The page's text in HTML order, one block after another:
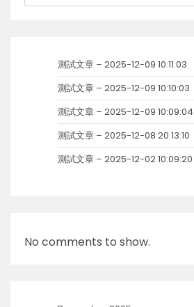
測試文章 – 2025-12-09 10:11:03
測試文章 – 2025-12-09 10:10:03
測試文章 – 2025-12-09 10:09:04
測試文章 – 2025-12-08 20:13:10
測試文章 – 2025-12-02 10:09:20
No comments to show.